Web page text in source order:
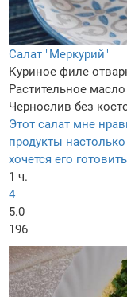
Салат "Меркурий"
Куриное филе
Растительное масло
Чернослив без
Этот салат мне
продукты
хочется его
1 ч.
4
5.0
196